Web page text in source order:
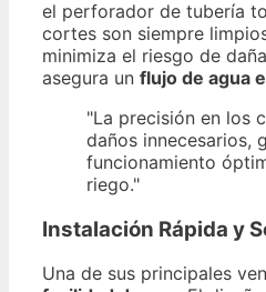
el perforador de tubería
cortes son siempre
minimiza el riesgo de
asegura un flujo de agua
"La precisión en los
daños innecesarios,
funcionamiento
riego."
Instalación Rápida y
Una de sus principales